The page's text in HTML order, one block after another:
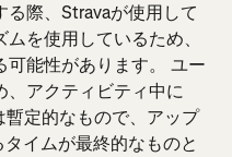
際、Stravaが使用して
を使用しているため、
能性があります。 ユー
、アクティビティ中に
暫定的なもので、アップ
イムが最終的なものと